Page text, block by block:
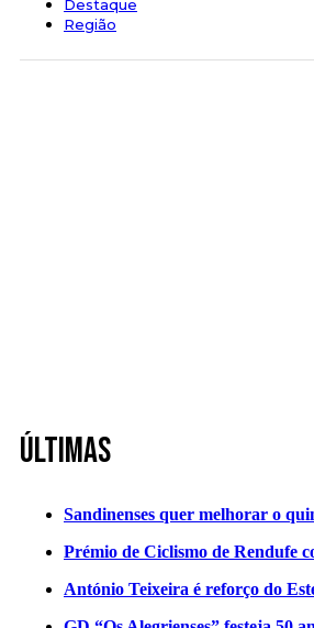
Destaque
Região
Últimas
Sandinenses quer melhorar o
Prémio de Ciclismo de Rendufe
António Teixeira é reforço do